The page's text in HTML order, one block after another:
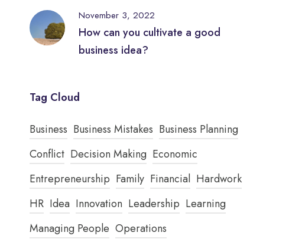
November 3, 2022
How can you cultivate a good
business idea?
Tag Cloud
Business Business Mistakes Business Planning
Conflict Decision Making Economic
Entrepreneurship Family Financial Hardwork
HR Idea Innovation Leadership Learning
Managing People Operations